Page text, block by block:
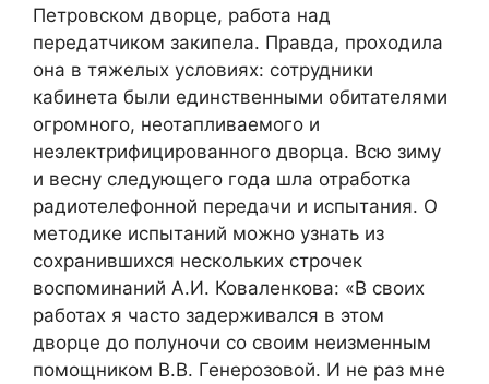
Петровском дворце, работа над
передатчиком закипела. Правда, проходила
она в тяжелых условиях: сотрудники
кабинета были единственными обитателями
огромного, неотапливаемого и
неэлектрифицированного дворца. Всю зиму
и весну следующего года шла отработка
радиотелефонной передачи и испытания. О
методике испытаний можно узнать из
сохранившихся нескольких строчек
воспоминаний А.И. Коваленкова: «В своих
работах я часто задерживался в этом
дворце до полуночи со своим неизменным
помощником В.В. Генерозовой. И не раз мне